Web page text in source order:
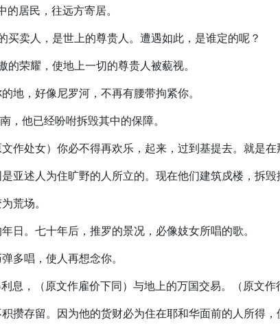
居民，往远方寄居。
卖人，是世上的尊贵人。遭遇如此，是谁定的呢？
荣耀，使地上一切的尊贵人被藐视。
地，好像尼罗河，不再有腰带拘紧你。
，他已经吩咐拆毁其中的保障。
作处女）你必不得再欢乐，起来，过到基提去。就是在
亚述人为住旷野的人所立的。现在他们建筑戍楼，拆毁
荒场。
日。七十年后，推罗的景况，必像妓女所唱的歌。
多唱，使人再想念你。
息，（原文作雇价下同）与地上的万国交易。（原文作
攒存留。因为他的货财必为住在耶和华面前的人所得，